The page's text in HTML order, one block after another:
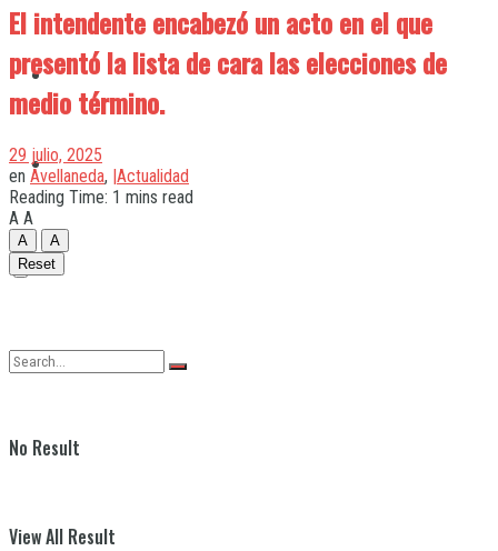
Quilmes
Varela
No Result
View All Result
El intendente encabezó un acto en el que
presentó la lista de cara las elecciones de
medio término.
29 julio, 2025
en Avellaneda, |Actualidad
Reading Time: 1 mins read
A A
A
A
Reset